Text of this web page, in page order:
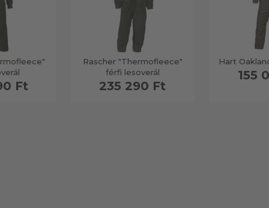
Ft
Rascher "Thermofleece"
férfi lesoverál
235 290 Ft
Hart
155